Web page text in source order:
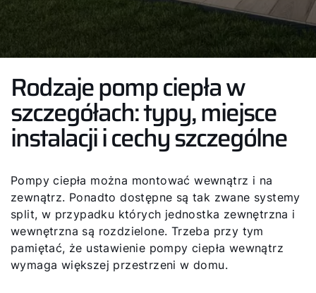
Rodzaje pomp ciepła w
szczegółach: typy, miejsce
instalacji i cechy szczególne
Pompy ciepła można montować wewnątrz i na
zewnątrz. Ponadto dostępne są tak zwane systemy
split, w przypadku których jednostka zewnętrzna i
wewnętrzna są rozdzielone. Trzeba przy tym
pamiętać, że ustawienie pompy ciepła wewnątrz
wymaga większej przestrzeni w domu.